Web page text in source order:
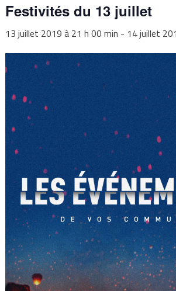
Festivités du 13 juillet
13 juillet 2019 à 21 h 00 min - 14 juillet